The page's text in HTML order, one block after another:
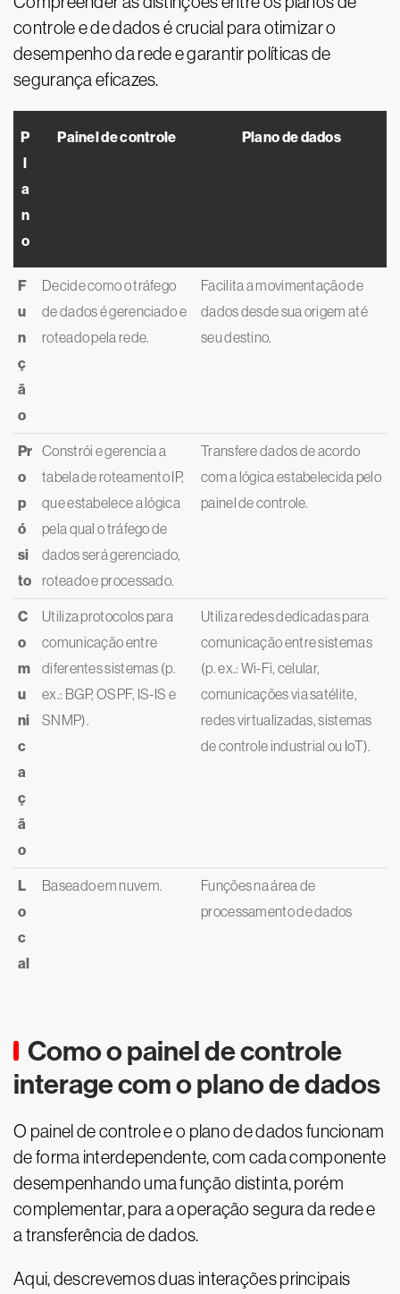
controle e de dados é crucial para otimizar o
desempenho da rede e garantir políticas de
segurança eficazes.
P
l
a
n
o
Painel de controle Plano de dados
F
u
n
ç
ã
o
Decide como o tráfego
de dados é gerenciado e
roteado pela rede.
Facilita a movimentação de
dados desde sua origem até
seu destino.
Pr
o
p
ó
si
to
Constrói e gerencia a
tabela de roteamento IP,
que estabelece a lógica
pela qual o tráfego de
dados será gerenciado,
roteado e processado.
Transfere dados de acordo
com a lógica estabelecida pelo
painel de controle.
C
o
m
u
ni
c
a
ç
ã
o
Utiliza protocolos para
comunicação entre
diferentes sistemas (p.
ex.: BGP, OSPF, IS-IS e
SNMP).
Utiliza redes dedicadas para
comunicação entre sistemas
(p. ex.: Wi-Fi, celular,
comunicações via satélite,
redes virtualizadas, sistemas
de controle industrial ou IoT).
L
o
c
al
Baseado em nuvem.
Funções na área de
processamento de dados
Como o painel de controle
interage com o plano de dados
O painel de controle e o plano de dados funcionam
de forma interdependente, com cada componente
desempenhando uma função distinta, porém
complementar, para a operação segura da rede e
a transferência de dados.
Aqui, descrevemos duas interações principais